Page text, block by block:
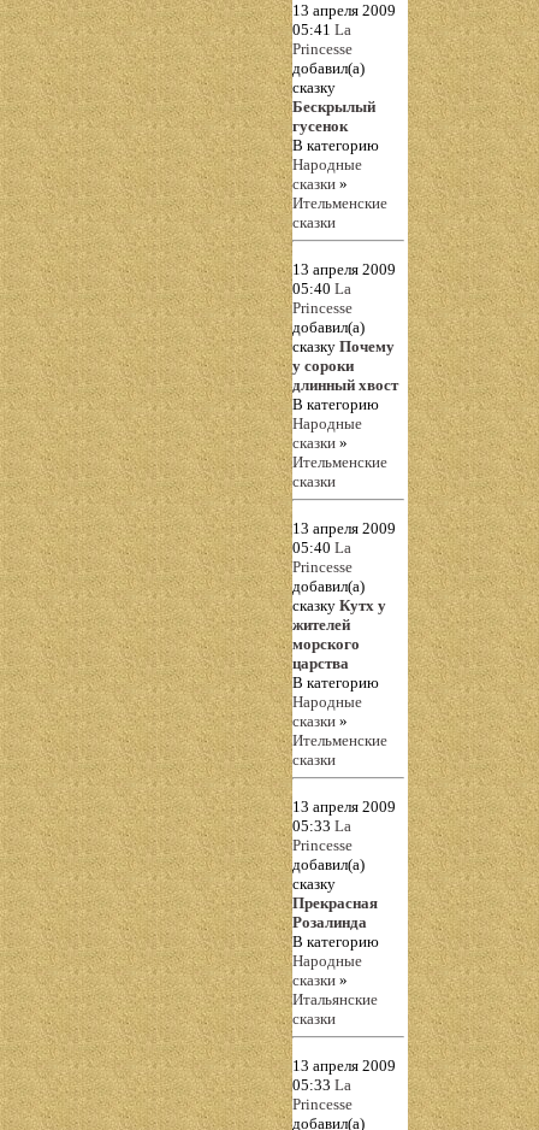
13 апреля 2009
05:41 La
Princesse
добавил(а)
сказку
Бескрылый
гусенок
В категорию
Народные
сказки »
Ительменские
сказки
13 апреля 2009
05:40 La
Princesse
добавил(а)
сказку Почему
у сороки
длинный хвост
В категорию
Народные
сказки »
Ительменские
сказки
13 апреля 2009
05:40 La
Princesse
добавил(а)
сказку Кутх у
жителей
морского
царства
В категорию
Народные
сказки »
Ительменские
сказки
13 апреля 2009
05:33 La
Princesse
добавил(а)
сказку
Прекрасная
Розалинда
В категорию
Народные
сказки »
Итальянские
сказки
13 апреля 2009
05:33 La
Princesse
добавил(а)